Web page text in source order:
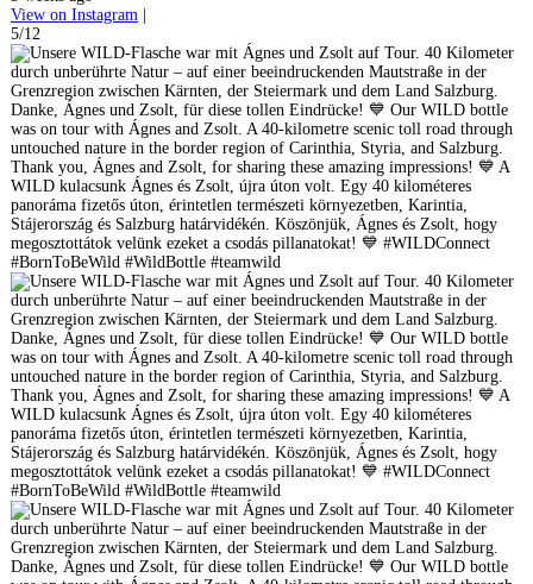
View on Instagram |
5/12